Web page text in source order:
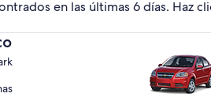
en las últimas 6 días. Haz
Spark